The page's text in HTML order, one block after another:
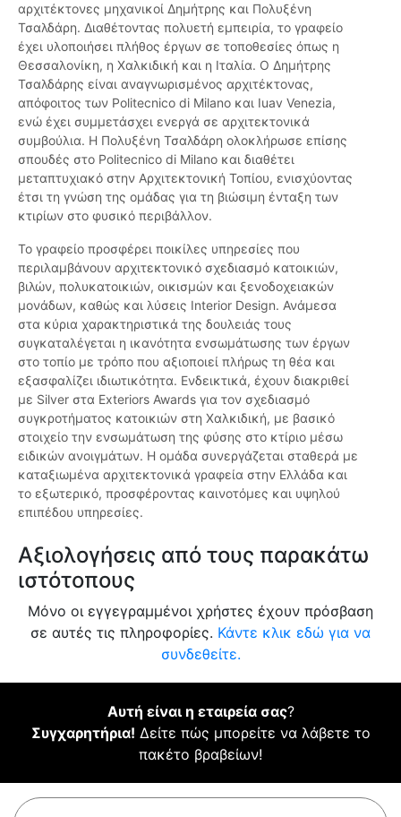
αρχιτέκτονες μηχανικοί Δημήτρης και Πολυξένη
Τσαλδάρη. Διαθέτοντας πολυετή εμπειρία, το γραφείο
έχει υλοποιήσει πλήθος έργων σε τοποθεσίες όπως η
Θεσσαλονίκη, η Χαλκιδική και η Ιταλία. Ο Δημήτρης
Τσαλδάρης είναι αναγνωρισμένος αρχιτέκτονας,
απόφοιτος των Politecnico di Milano και Iuav Venezia,
ενώ έχει συμμετάσχει ενεργά σε αρχιτεκτονικά
συμβούλια. Η Πολυξένη Τσαλδάρη ολοκλήρωσε επίσης
σπουδές στο Politecnico di Milano και διαθέτει
μεταπτυχιακό στην Αρχιτεκτονική Τοπίου, ενισχύοντας
έτσι τη γνώση της ομάδας για τη βιώσιμη ένταξη των
κτιρίων στο φυσικό περιβάλλον.
Το γραφείο προσφέρει ποικίλες υπηρεσίες που
περιλαμβάνουν αρχιτεκτονικό σχεδιασμό κατοικιών,
βιλών, πολυκατοικιών, οικισμών και ξενοδοχειακών
μονάδων, καθώς και λύσεις Interior Design. Ανάμεσα
στα κύρια χαρακτηριστικά της δουλειάς τους
συγκαταλέγεται η ικανότητα ενσωμάτωσης των έργων
στο τοπίο με τρόπο που αξιοποιεί πλήρως τη θέα και
εξασφαλίζει ιδιωτικότητα. Ενδεικτικά, έχουν διακριθεί
με Silver στα Exteriors Awards για τον σχεδιασμό
συγκροτήματος κατοικιών στη Χαλκιδική, με βασικό
στοιχείο την ενσωμάτωση της φύσης στο κτίριο μέσω
ειδικών ανοιγμάτων. Η ομάδα συνεργάζεται σταθερά με
καταξιωμένα αρχιτεκτονικά γραφεία στην Ελλάδα και
το εξωτερικό, προσφέροντας καινοτόμες και υψηλού
επιπέδου υπηρεσίες.
Αξιολογήσεις από τους παρακάτω
ιστότοπους
Μόνο οι εγγεγραμμένοι χρήστες έχουν πρόσβαση
σε αυτές τις πληροφορίες. Κάντε κλικ εδώ για να
συνδεθείτε.
Αυτή είναι η εταιρεία σας?
Συγχαρητήρια! Δείτε πώς μπορείτε να λάβετε το
πακέτο βραβείων!